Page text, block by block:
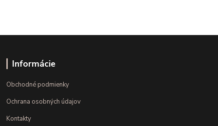
Informácie
Obchodné podmienky
Ochrana osobných údajov
Kontakty